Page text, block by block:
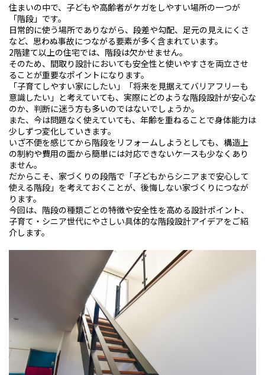
住まいの中で、子どもや高齢者がケガをしやすい場所の一つが
「階段」です。
日常的に使う場所でありながら、段差や勾配、足元の見えにくさ
など、思わぬ事故につながる要素が多く含まれています。
2階建て以上の住宅では、階段は欠かせません。
そのため、間取り設計においても安全性と使いやすさを両立させ
ることが重要なポイントになります。
「子育てしやすい家にしたい」「将来を見据えてバリアフリーも
意識したい」と考えていても、実際にどのような階段設計が安心な
のか、判断に迷う方も多いのではないでしょうか。
また、今は問題なく使えていても、年齢を重ねることで身体能力は
少しずつ変化していきます。
いざ不便を感じてから階段をリフォームしようとしても、構造上
の制約や費用の面から簡単には対応できないケースも少なくあり
ません。
だからこそ、家づくりの段階で「子どもからシニアまで安心して
使える階段」を考えておくことが、後悔しない家づくりにつなが
ります。
今回は、階段の種類ごとの特徴や安全性を高める設計ポイント、
子育て・シニア世代にやさしい具体的な階段設計アイデアをご紹
介します。